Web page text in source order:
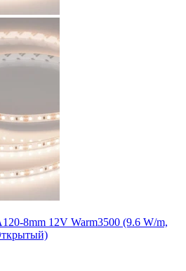
8mm 12V Warm3500 (9.6 W/m,